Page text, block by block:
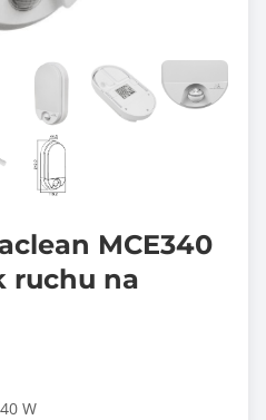
MCE340
ruchu na
W